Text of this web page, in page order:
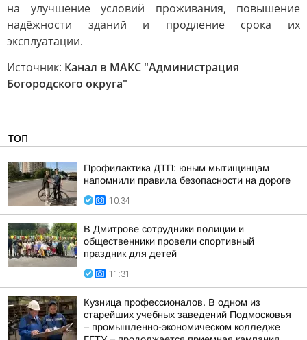
на улучшение условий проживания, повышение
надёжности зданий и продление срока их
эксплуатации.
Источник: Канал в МАКС "Администрация
Богородского округа"
ТОП
Профилактика ДТП: юным мытищинцам
напомнили правила безопасности на дороге
10:34
В Дмитрове сотрудники полиции и
общественники провели спортивный
праздник для детей
11:31
Кузница профессионалов. В одном из
старейших учебных заведений Подмосковья
– промышленно-экономическом колледже